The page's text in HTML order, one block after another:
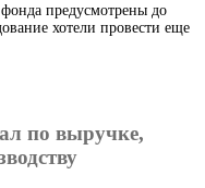
предусмотрены до
хотели провести еще
по выручке,